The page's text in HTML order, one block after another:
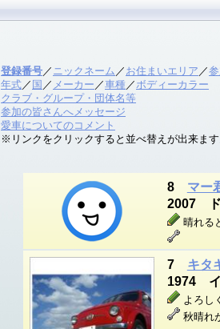
登録番号／ ニックネーム ／ お住まいエリア ／
年式／ 国 ／ メーカー ／車種／ボディーカラー
クラブ・グループ・団体名等
参加の皆さんへメッセージ
愛車についてのコメント
※リンクをクリックすると並べ替えが出来ます
8 マー
2007
晴れる
7 キタ
1974
よろし
秋晴れ